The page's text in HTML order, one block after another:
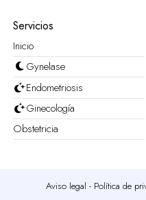
Servicios
Inicio
Gynelase
Endometriosis
Ginecología
Obstetricia
Aviso legal - Política de